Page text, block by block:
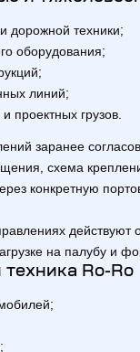
дорожной техники;
оборудования;
линий;
проектных грузов.
заранее
схема
конкретную
действуют
на палубу и
техника Ro-Ro